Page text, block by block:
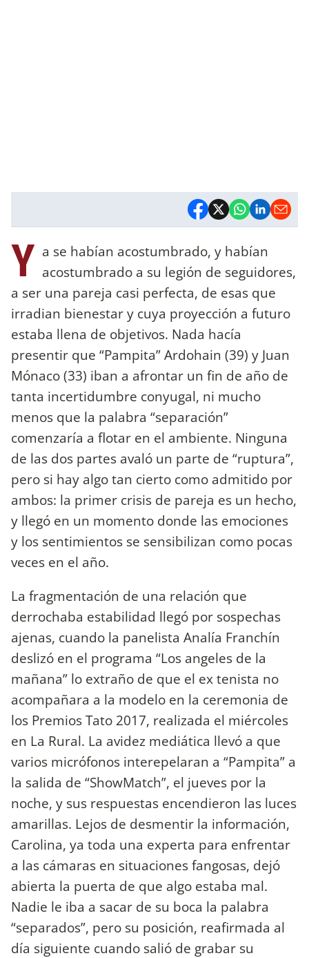
Y a se habían acostumbrado, y habían
acostumbrado a su legión de seguidores,
a ser una pareja casi perfecta, de esas que
irradian bienestar y cuya proyección a futuro
estaba llena de objetivos. Nada hacía
presentir que “Pampita” Ardohain (39) y Juan
Mónaco (33) iban a afrontar un fin de año de
tanta incertidumbre conyugal, ni mucho
menos que la palabra “separación”
comenzaría a flotar en el ambiente. Ninguna
de las dos partes avaló un parte de “ruptura”,
pero si hay algo tan cierto como admitido por
ambos: la primer crisis de pareja es un hecho,
y llegó en un momento donde las emociones
y los sentimientos se sensibilizan como pocas
veces en el año.
La fragmentación de una relación que
derrochaba estabilidad llegó por sospechas
ajenas, cuando la panelista Analía Franchín
deslizó en el programa “Los angeles de la
mañana” lo extraño de que el ex tenista no
acompañara a la modelo en la ceremonia de
los Premios Tato 2017, realizada el miércoles
en La Rural. La avidez mediática llevó a que
varios micrófonos interepelaran a “Pampita” a
la salida de “ShowMatch”, el jueves por la
noche, y sus respuestas encendieron las luces
amarillas. Lejos de desmentir la información,
Carolina, ya toda una experta para enfrentar
a las cámaras en situaciones fangosas, dejó
abierta la puerta de que algo estaba mal.
Nadie le iba a sacar de su boca la palabra
“separados”, pero su posición, reafirmada al
día siguiente cuando salió de grabar su